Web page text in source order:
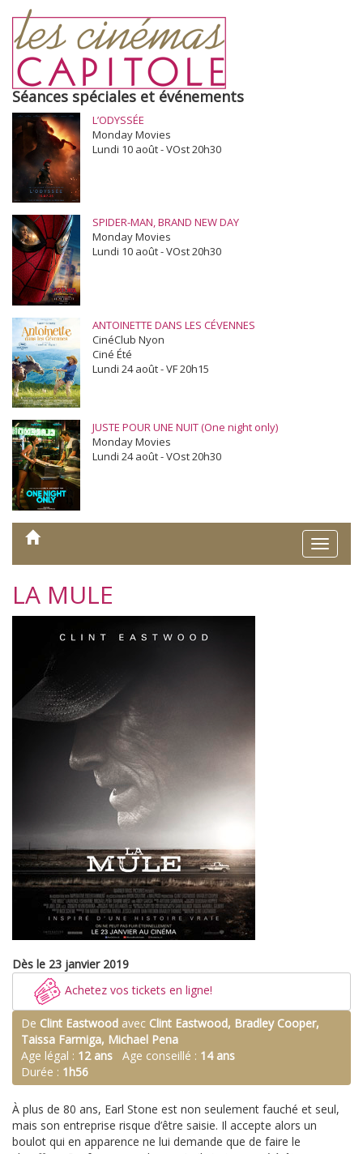
Séances spéciales et événements
L’ODYSSÉE
Monday Movies
Lundi 10 août - VOst 20h30
SPIDER-MAN, BRAND NEW DAY
Monday Movies
Lundi 10 août - VOst 20h30
ANTOINETTE DANS LES CÉVENNES
CinéClub Nyon
Ciné Été
Lundi 24 août - VF 20h15
JUSTE POUR UNE NUIT (One night only)
Monday Movies
Lundi 24 août - VOst 20h30
Toggle
LA MULE
Dès le 23 janvier 2019
Achetez vos tickets en ligne!
De Clint Eastwood avec Clint Eastwood, Bradley Cooper,
Taissa Farmiga, Michael Pena
Age légal : 12 ans Age conseillé : 14 ans
Durée : 1h56
À plus de 80 ans, Earl Stone est non seulement fauché et seul,
mais son entreprise risque d’être saisie. Il accepte alors un
boulot qui en apparence ne lui demande que de faire le